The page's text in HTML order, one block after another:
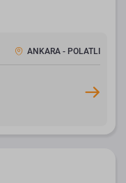
ANKARA - POLATLI